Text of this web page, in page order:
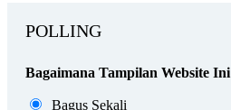
POLLING
Bagaimana Tampilan Website Ini
Bagus Sekali